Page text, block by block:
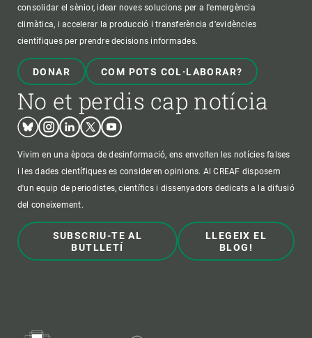
consolidar el sènior, idear noves solucions per a l'emergència
climàtica, i accelerar la producció i transferència d’evidències
científiques per prendre decisions informades.
DONAR COM POTS COL·LABORAR?
No et perdis cap notícia
BlueskyInstagram
LinkedinTwitterYoutube
Vivim en una època de desinformació, ens envolten les notícies falses
i les dades científiques es consideren opinions. Al CREAF disposem
d'un equip de periodistes, científics i dissenyadors dedicats a la difusió
del coneixement.
SUBSCRIU-TE AL
BUTLLETÍ
LLEGEIX EL
BLOG!